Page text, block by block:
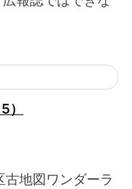
地図ワンダーラ